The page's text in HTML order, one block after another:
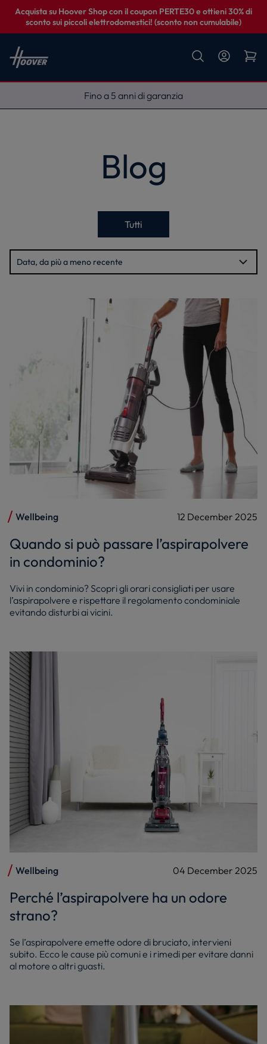
Acquista su Hoover Shop con il coupon PERTE30 e ottieni 30% di
sconto sui piccoli elettrodomestici! (sconto non cumulabile)
Fino a 5 anni di garanzia
Blog
Tutti
Wellbeing 12 December 2025
Quando si può passare l’aspirapolvere
in condominio?
Vivi in condominio? Scopri gli orari consigliati per usare
l’aspirapolvere e rispettare il regolamento condominiale
evitando disturbi ai vicini.
Wellbeing 04 December 2025
Perché l’aspirapolvere ha un odore
strano?
Se l’aspirapolvere emette odore di bruciato, intervieni
subito. Ecco le cause più comuni e i rimedi per evitare danni
al motore o altri guasti.